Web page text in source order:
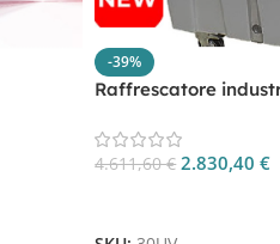
-39%
Raffrescatore
4.611,60€ 2.830,40€